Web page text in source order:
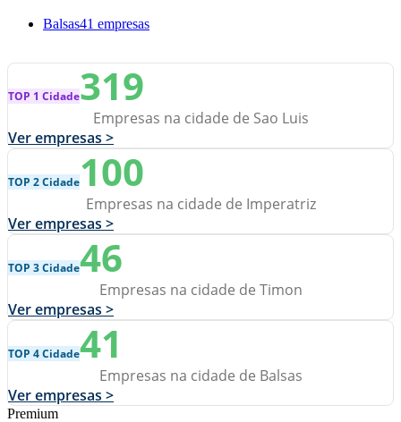
Balsas41 empresas
TOP 1 Cidade319
Empresas na cidade de Sao Luis
Ver empresas >
TOP 2 Cidade100
Empresas na cidade de Imperatriz
Ver empresas >
TOP 3 Cidade46
Empresas na cidade de Timon
Ver empresas >
TOP 4 Cidade41
Empresas na cidade de Balsas
Ver empresas >
Premium